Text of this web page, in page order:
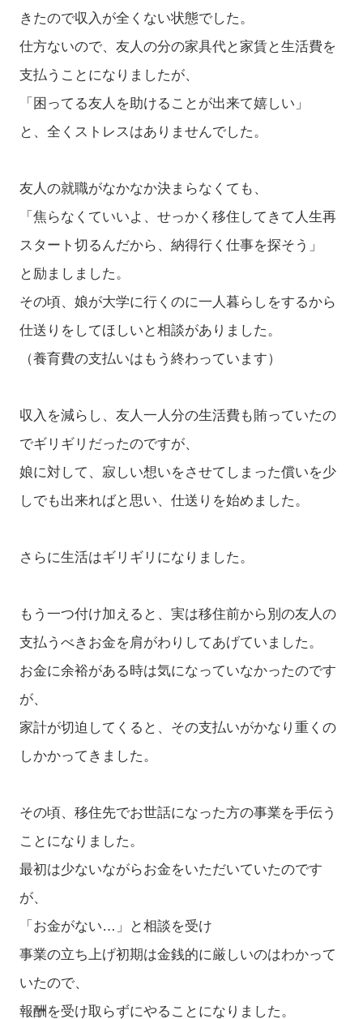
きたので収入が全くない状態でした。
仕方ないので、友人の分の家具代と家賃と生活費を
支払うことになりましたが、
「困ってる友人を助けることが出来て嬉しい」
と、全くストレスはありませんでした。
友人の就職がなかなか決まらなくても、
「焦らなくていいよ、せっかく移住してきて人生再
スタート切るんだから、納得行く仕事を探そう」
と励ましました。
その頃、娘が大学に行くのに一人暮らしをするから
仕送りをしてほしいと相談がありました。
（養育費の支払いはもう終わっています）
収入を減らし、友人一人分の生活費も賄っていたの
でギリギリだったのですが、
娘に対して、寂しい想いをさせてしまった償いを少
しでも出来ればと思い、仕送りを始めました。
さらに生活はギリギリになりました。
もう一つ付け加えると、実は移住前から別の友人の
支払うべきお金を肩がわりしてあげていました。
お金に余裕がある時は気になっていなかったのです
が、
家計が切迫してくると、その支払いがかなり重くの
しかかってきました。
その頃、移住先でお世話になった方の事業を手伝う
ことになりました。
最初は少ないながらお金をいただいていたのです
が、
「お金がない…」と相談を受け
事業の立ち上げ初期は金銭的に厳しいのはわかって
いたので、
報酬を受け取らずにやることになりました。